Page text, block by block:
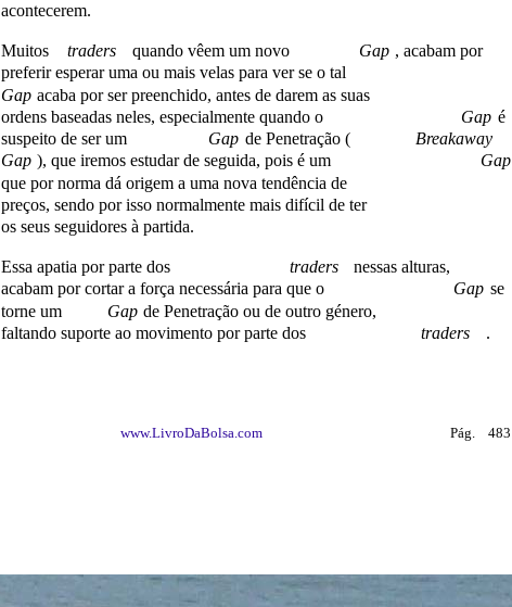
acontecerem.
Muitos traders quando vêem um novo Gap , acabam por
preferir esperar uma ou mais velas para ver se o tal
Gap acaba por ser preenchido, antes de darem as suas
ordens baseadas neles, especialmente quando o
Gap é
suspeito de ser um
Gap de Penetração (
Breakaway
Gap ), que iremos estudar de seguida, pois é um
Gap
que por norma dá origem a uma nova tendência de
preços, sendo por isso normalmente mais difícil de ter
os seus seguidores à partida.
Essa apatia por parte dos traders
nessas alturas,
acabam por cortar a força necessária para que o
Gap se
torne um
Gap de Penetração ou de outro género,
faltando suporte ao movimento por parte dos
traders .
www.LivroDaBolsa.com Pág. 483